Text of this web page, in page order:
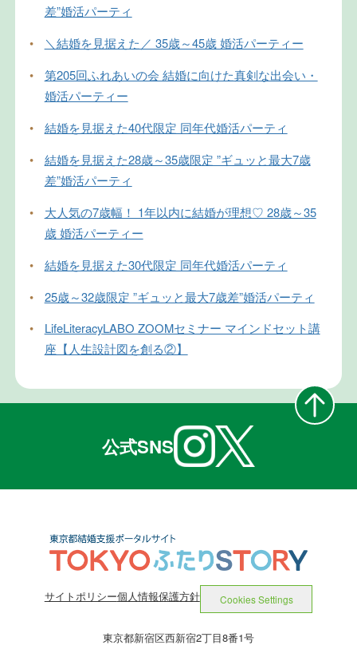
差”婚活パーティ
•
＼結婚を見据えた／ 35歳～45歳 婚活パーティー
•
第205回ふれあいの会 結婚に向けた真剣な出会い・
婚活パーティー
•
結婚を見据えた40代限定 同年代婚活パーティ
•
結婚を見据えた28歳～35歳限定 ”ギュッと最大7歳
差”婚活パーティ
•
大人気の7歳幅！ 1年以内に結婚が理想♡ 28歳～35
歳 婚活パーティー
•
結婚を見据えた30代限定 同年代婚活パーティ
•
25歳～32歳限定 ”ギュッと最大7歳差”婚活パーティ
•
LifeLiteracyLABO ZOOMセミナー マインドセット講
座【人生設計図を創る②】
公式SNS
サイトポリシー個人情報保護方針 Cookies Settings
東京都新宿区西新宿2丁目8番1号